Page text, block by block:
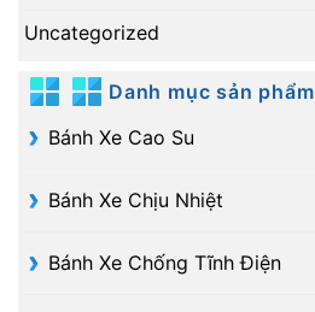
Uncategorized
Danh mục sản phẩm
Bánh Xe Cao Su
Bánh Xe Chịu Nhiệt
Bánh Xe Chống Tĩnh Điện